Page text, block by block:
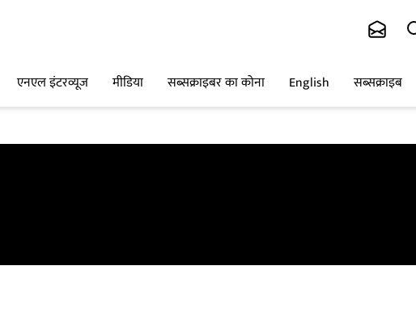
एनएल इंटरव्यूज मीडिया सब्सक्राइबर का कोना English सब्सक्राइब